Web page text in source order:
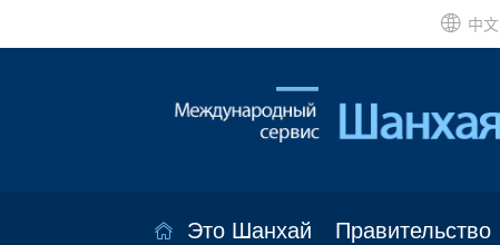
中文
Это Шанхай Правительство